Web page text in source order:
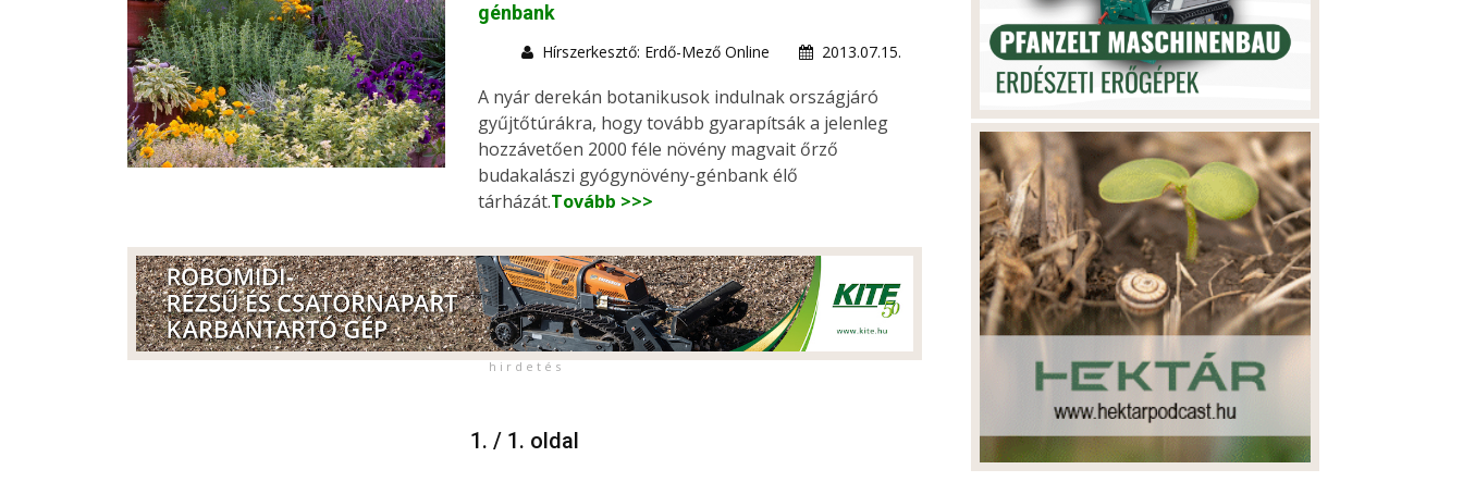
génbank
Hírszerkesztő: Erdő-Mező Online 2013.07.15.
A nyár derekán botanikusok indulnak országjáró
gyűjtőtúrákra, hogy tovább gyarapítsák a jelenleg
hozzávetően 2000 féle növény magvait őrző
budakalászi gyógynövény-génbank élő
tárházát.Tovább >>>
h i r d e t é s
1. / 1. oldal